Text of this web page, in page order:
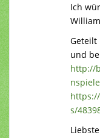
Ich
Geteilt
und
http://
s/